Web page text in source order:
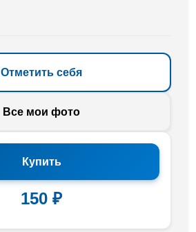
Отметить себя
Все мои фото
Купить
150 ₽